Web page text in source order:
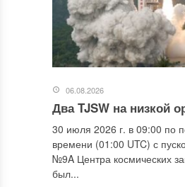
06.08.2026
Два TJSW на низкой
30 июля 2026 г. в 09:00 по
времени (01:00 UTC) с
№9A Центра космических
был...